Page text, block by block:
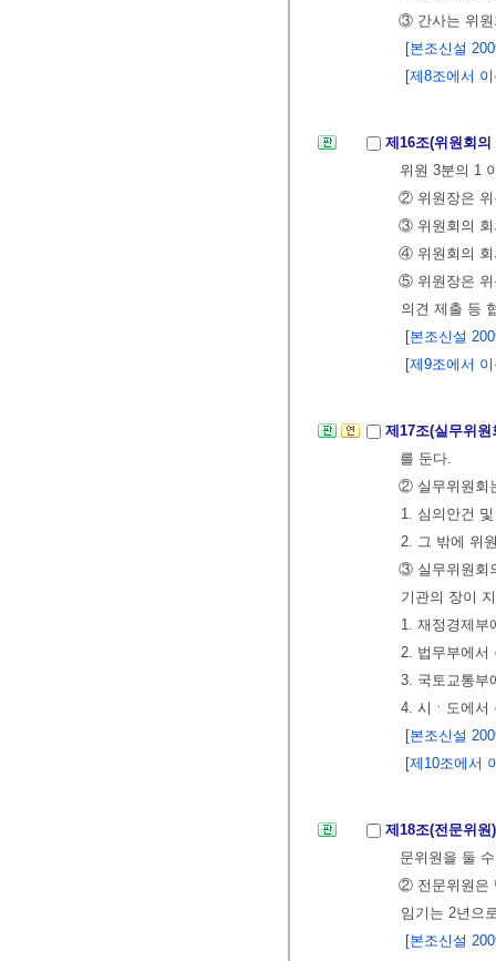
③ 간사는 위원
[본조신설
[제8조에서
제16조(위원회
위원 3분의 1
② 위원장은 위
③ 위원회의 회
④ 위원회의 회
⑤ 위원장은 위
의견 제출 등
[본조신설
[제9조에서
제17조(실무위
를 둔다.
② 실무위원회
1. 심의안건
2. 그 밖에 위
③ 실무위원회
기관의 장이
1. 재정경제부
2. 법무부에서
3. 국토교통부
4. 시ㆍ도에서
[본조신설
[제10조에서
제18조(전문위
문위원을 둘
② 전문위원은
임기는 2년으
[본조신설